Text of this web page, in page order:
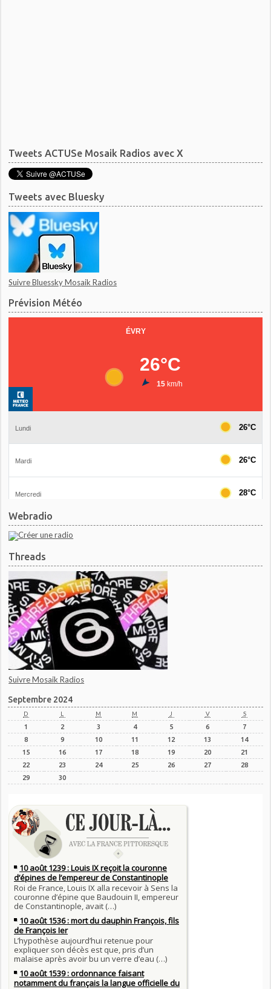
Tweets ACTUSe Mosaik Radios avec X
Tweets avec Bluesky
Suivre Bluessky Mosaik Radios
Prévision Météo
Webradio
Threads
Suivre Mosaik Radios
Septembre 2024
D L M M J V S
1 2 3 4 5 6
7
8
9 10 11 12 13
14
15
16 17 18 19 20
21
22
23 24 25 26 27
28
29
30